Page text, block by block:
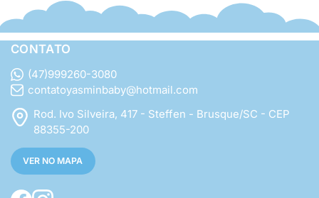
CONTATO
(47)999260-3080
contatoyasminbaby@hotmail.com
Rod. Ivo Silveira, 417 - Steffen - Brusque/SC - CEP
88355-200
VER NO MAPA